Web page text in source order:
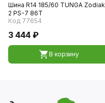
Шина R14 185/60 TUNGA Zodiak
2 PS-7 86T
Код 77654
3 444 ₽
В корзину